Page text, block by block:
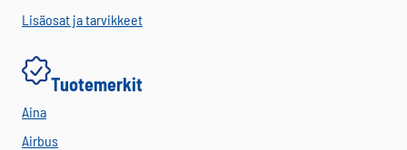
Lisäosat ja tarvikkeet
Tuotemerkit
Aina
Airbus